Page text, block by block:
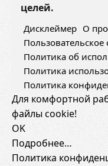
целей.
Дисклеймер О
Политика об
Политика
Политика
Для комфортной
файлы cookie!
OK
Подробнее…
Политика